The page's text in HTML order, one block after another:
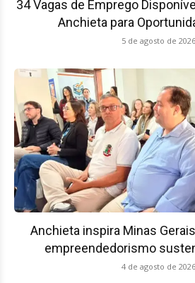
34 Vagas de Emprego
Anchieta para
5 de agosto de 2026
Anchieta inspira Minas
empreendedorismo
4 de agosto de 2026